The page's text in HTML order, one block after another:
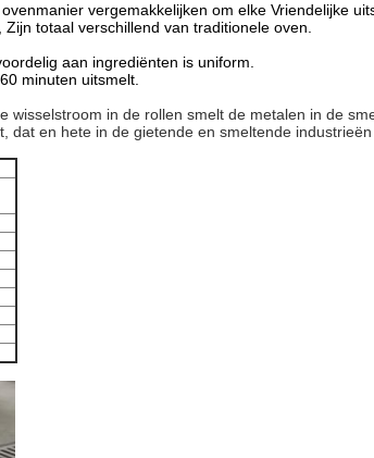
vergemakkelijken om elke Vriendelijke
totaal verschillend van traditionele oven.
aan ingrediënten is uniform.
minuten uitsmelt.
in de rollen smelt de metalen in de
en hete in de gietende en smeltende industrieën